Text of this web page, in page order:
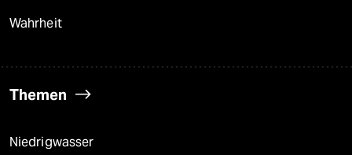
Wahrheit
Themen
Niedrigwasser